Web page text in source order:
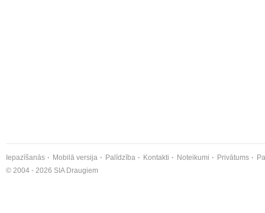
Iepazīšanās Mobilā versija Palīdzība Kontakti Noteikumi Privātums
© 2004 - 2026 SIA Draugiem